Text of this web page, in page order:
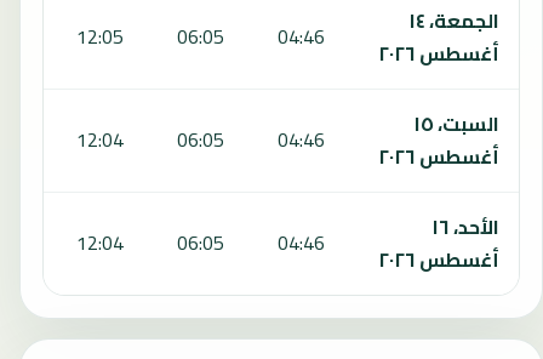
الجمعة، ١٤
أغسطس ٢٠٢٦
04:46
06:05
12:05
السبت، ١٥
أغسطس ٢٠٢٦
04:46
06:05
12:04
الأحد، ١٦
أغسطس ٢٠٢٦
04:46
06:05
12:04